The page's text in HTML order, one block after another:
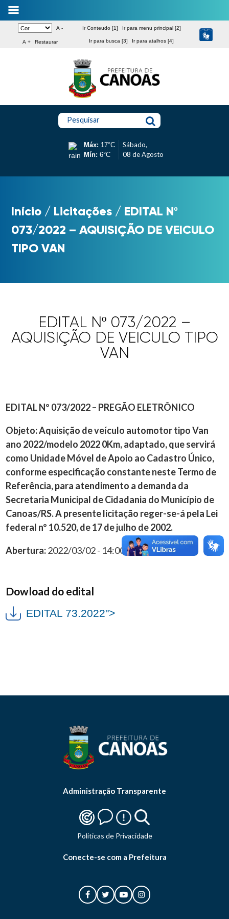
A -
A + Restaurar
Ir Conteudo [1] Ir para menu principal [2]
Ir para busca [3] Ir para atalhos [4]
Pesquisar
Máx: 17°C
Mín: 6°C
Sábado,
08 de Agosto
Início / Licitações / EDITAL Nº
073/2022 – AQUISIÇÃO DE VEICULO
TIPO VAN
EDITAL Nº 073/2022 –
AQUISIÇÃO DE VEICULO TIPO
VAN
EDITAL Nº 073/2022 – PREGÃO ELETRÔNICO
Objeto: Aquisição de veículo automotor tipo Van
ano 2022/modelo 2022 0Km, adaptado, que servirá
como Unidade Móvel de Apoio ao Cadastro Único,
conforme especificação constante neste Termo de
Referência, para atendimento a demanda da
Secretaria Municipal de Cidadania do Município de
Canoas/RS. A presente licitação reger-se-á pela Lei
federal nº 10.520, de 17 de julho de 2002.
Abertura:2022/03/02 - 14:00:00
Dowload do edital
EDITAL 73.2022">
Administração Transparente
Politicas de Privacidade
Conecte-se com a Prefeitura